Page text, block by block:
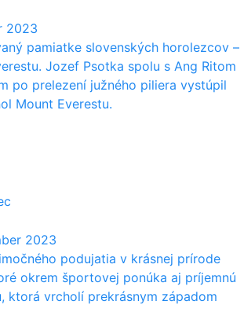
2023
pamiatke slovenských horolezcov –
Jozef Psotka spolu s Ang Ritom
po prelezení južného piliera vystúpil
Mount Everestu.
2023
podujatia v krásnej prírode
okrem športovej ponúka aj príjemnú
ktorá vrcholí prekrásnym západom